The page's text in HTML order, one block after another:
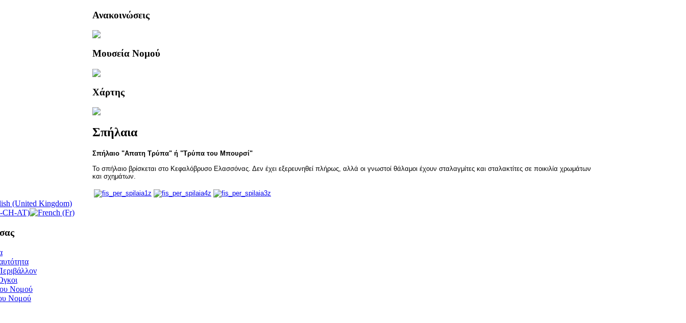
Ανακοινώσεις
Μουσεία Νομού
Χάρτης
Σπήλαια
Σπήλαιο "Απατη Τρύπα" ή "Τρύπα του Μπουρσί"
Το σπήλαιο βρίσκεται στο Κεφαλόβρυσο Ελασσόνας. Δεν έχει εξερευνηθεί πλήρως, αλλά οι γνωστοί θάλαμοι έχουν σταλαγμίτες και σταλακτίτες σε ποικιλία χρωμάτων
και σχημάτων.
Νομού
Νομού